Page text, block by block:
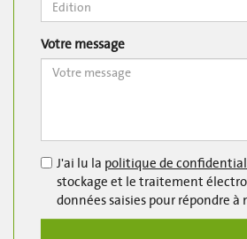
Votre message
J'ai lu la politique de
stockage et le traitement
données saisies pour répondre à